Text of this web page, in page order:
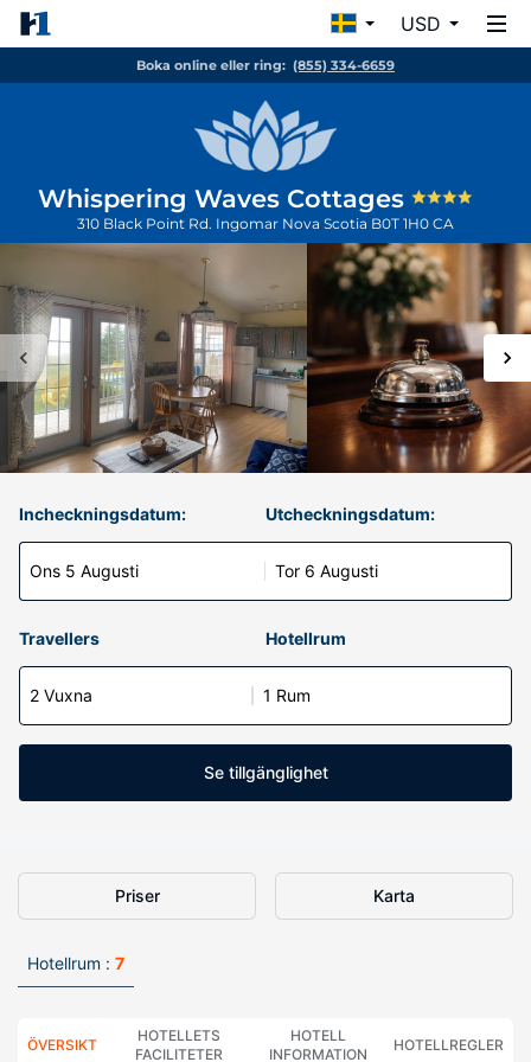
USD
Boka online eller ring: (855) 334-6659
Whispering Waves Cottages
310 Black Point Rd. Ingomar Nova Scotia B0T 1H0 CA
Incheckningsdatum:
Ons 5 Augusti
Utcheckningsdatum:
Tor 6 Augusti
Travellers Hotellrum
2 Vuxna 1 Rum
Se tillgänglighet
Priser Karta
Hotellrum : 7
ÖVERSIKT
HOTELLETS
FACILITETER
HOTELL
INFORMATION
HOTELLREGLER